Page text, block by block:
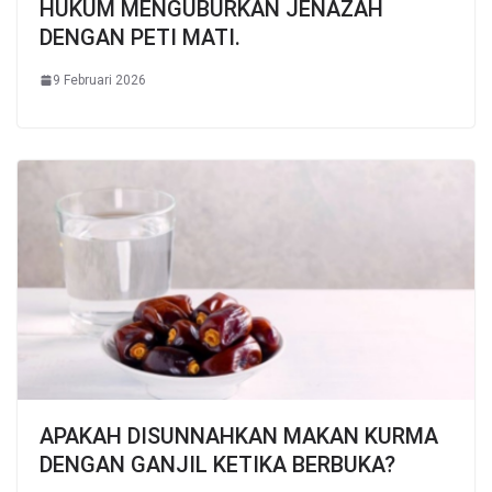
HUKUM MENGUBURKAN JENAZAH
DENGAN PETI MATI.
9 Februari 2026
APAKAH DISUNNAHKAN MAKAN KURMA
DENGAN GANJIL KETIKA BERBUKA?